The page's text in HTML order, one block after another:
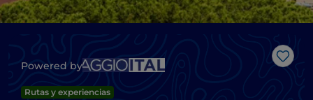
Me
Powered by
Rutas y experiencias